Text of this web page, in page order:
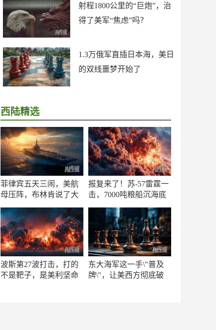
射程1800公里的“巨炮”，治
得了美军“焦虑”吗？
1.3万俄军直插日本海，美日
的双线噩梦开始了
西陆精选
菲律宾五天三闹，美航
母压阵，布林肯说了大
报复来了！苏-57雷霆一
击，7000吨粮船沉海底
波斯第27波打击，打的
不是靶子，是美利坚命
东大海军这一手\"普及
牌\"，让美西方彻底破